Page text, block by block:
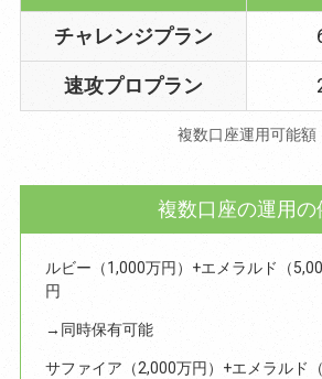
チャレンジプラン
速攻プロプラン
複数口座運用可能額
複数口座の運用の
ルビー（1,000万円）+エメラルド（
円
→同時保有可能
サファイア（2,000万円）+エメラルド